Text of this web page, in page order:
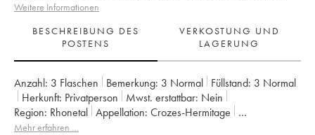
Weitere Informationen
BESCHREIBUNG DES
POSTENS
VERKOSTUNG UND
LAGERUNG
Anzahl: 3 Flaschen Bemerkung: 3 Normal Füllstand: 3 Normal
Herkunft:
privatperson Mwst. erstattbar:
nein
Region:
Rhonetal Appellation:
Crozes-Hermitage
Eigentümer:
Domaine Graillot
Mehr erfahren …